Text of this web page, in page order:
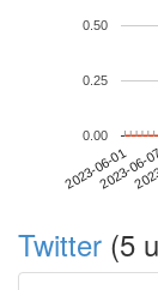
2023-06-01
2023-06-
0.00
0.25
0.50
Twitter (5